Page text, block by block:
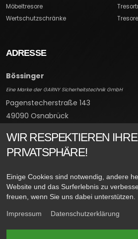
Möbeltresore
Wertschutzschränke
ADRESSE
Bössinger
Eine Marke der GARNY Sicherheitstechnik GmbH
Pagenstecherstraße 143
49090 Osnabrück
WIR RESPEKTIEREN IHRE
PRIVATSPHÄRE!
Einige Cookies sind notwendig, andere
Website und das Surferlebnis zu
freuen, wenn Sie uns dabei unterstützen.
Impressum Datenschutzerklärung